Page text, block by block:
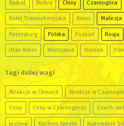
Bajkał Budva Chiny Czarnogóra
Kolej Transsyberyjska Kotor Malezja
Petersburg Polska Poznań Rosja
Ułan Bator Warszawa Xiamen
Tagi dużej wagi
Atrakcje w Chinach Atrakcje w
Ceny Ceny w Czarnogórze Couch-
Jeziora Kuchnie świata Kupowanie